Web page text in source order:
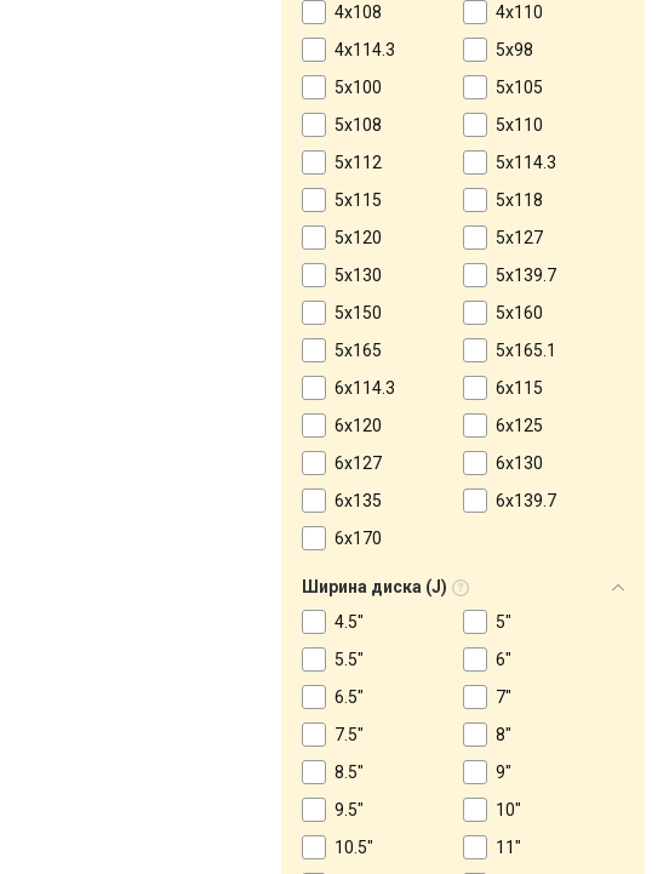
4x108
4x110
4x114.3
5x98
5x100
5x105
5x108
5x110
5x112
5x114.3
5x115
5x118
5x120
5x127
5x130
5x139.7
5x150
5x160
5x165
5x165.1
6x114.3
6x115
6x120
6x125
6x127
6x130
6x135
6x139.7
6x170
Ширина диска (J)
4.5"
5"
5.5"
6"
6.5"
7"
7.5"
8"
8.5"
9"
9.5"
10"
10.5"
11"